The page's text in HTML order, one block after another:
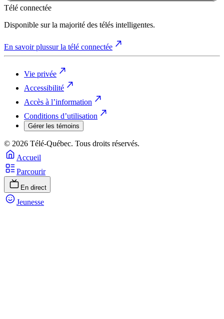
Télé connectée
Disponible sur la majorité des télés intelligentes.
En savoir plussur la télé connectée
Vie privée
Accessibilité
Accès à l’information
Conditions d’utilisation
Gérer les témoins
© 2026 Télé-Québec. Tous droits réservés.
Accueil
Parcourir
En direct
Jeunesse